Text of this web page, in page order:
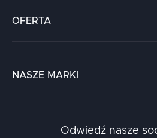
Kariera
Kontakt
OFERTA
Chatboty
NASZE MARKI
AidaptaOdwiedź nasze